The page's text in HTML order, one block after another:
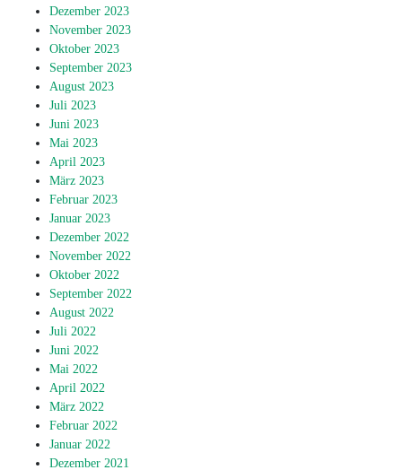
Dezember 2023
November 2023
Oktober 2023
September 2023
August 2023
Juli 2023
Juni 2023
Mai 2023
April 2023
März 2023
Februar 2023
Januar 2023
Dezember 2022
November 2022
Oktober 2022
September 2022
August 2022
Juli 2022
Juni 2022
Mai 2022
April 2022
März 2022
Februar 2022
Januar 2022
Dezember 2021